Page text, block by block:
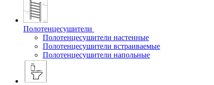
Полотенцесушители
Полотенцесушители настенные
Полотенцесушители встраиваемые
Полотенцесушители напольные